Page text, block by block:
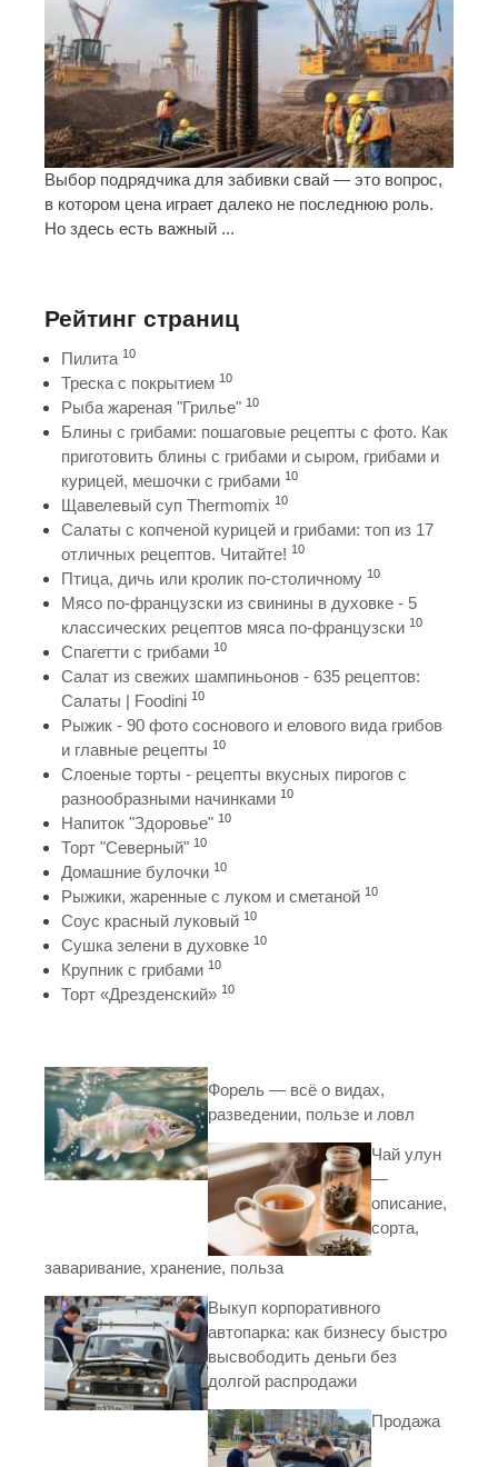
Выбор подрядчика для забивки свай — это вопрос,
в котором цена играет далеко не последнюю роль.
Но здесь есть важный ...
Рейтинг страниц
Пилита 10
Треска с покрытием 10
Рыба жареная "Грилье" 10
Блины с грибами: пошаговые рецепты с фото. Как
приготовить блины с грибами и сыром, грибами и
курицей, мешочки с грибами 10
Щавелевый суп Thermomix 10
Салаты с копченой курицей и грибами: топ из 17
отличных рецептов. Читайте! 10
Птица, дичь или кролик по-столичному 10
Мясо по-французски из свинины в духовке - 5
классических рецептов мяса по-французски 10
Спагетти с грибами 10
Салат из свежих шампиньонов - 635 рецептов:
Салаты | Foodini 10
Рыжик - 90 фото соснового и елового вида грибов
и главные рецепты 10
Слоеные торты - рецепты вкусных пирогов с
разнообразными начинками 10
Напиток "Здоровье" 10
Торт "Северный" 10
Домашние булочки 10
Рыжики, жаренные с луком и сметаной 10
Соус красный луковый 10
Сушка зелени в духовке 10
Крупник с грибами 10
Торт «Дрезденский» 10
Форель — всё о видах,
разведении, пользе и ловл
Чай улун
—
описание,
сорта,
заваривание, хранение, польза
Выкуп корпоративного
автопарка: как бизнесу быстро
высвободить деньги без
долгой распродажи
Продажа